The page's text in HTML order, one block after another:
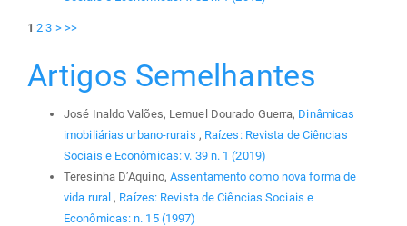
1 2 3 > >>
Artigos Semelhantes
José Inaldo Valões, Lemuel Dourado Guerra, Dinâmicas
imobiliárias urbano-rurais , Raízes: Revista de Ciências
Sociais e Econômicas: v. 39 n. 1 (2019)
Teresinha D’Aquino, Assentamento como nova forma de
vida rural , Raízes: Revista de Ciências Sociais e
Econômicas: n. 15 (1997)